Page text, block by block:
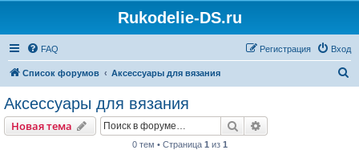
Rukodelie-DS.ru
FAQ Вход
Регистрация
Список форумов Аксессуары для вязания
Аксессуары для вязания
Новая тема Поиск
0 тем • Страница 1 из 1